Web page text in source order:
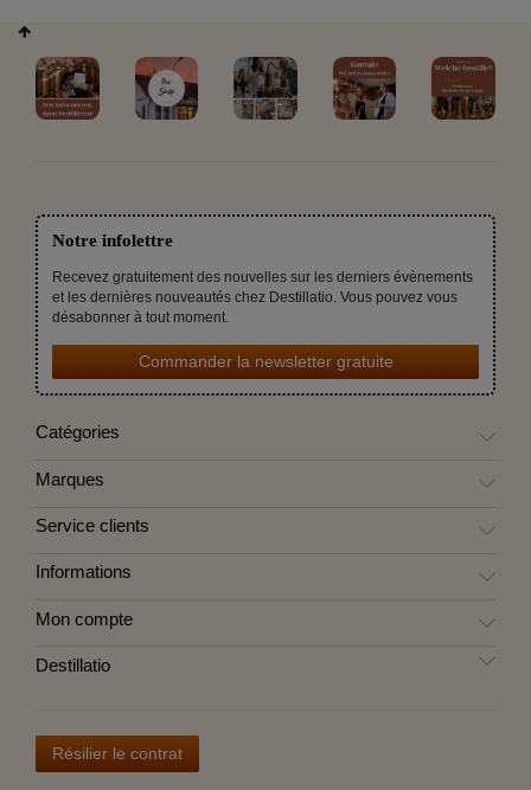
Notre infolettre
Recevez gratuitement des nouvelles sur les derniers évènements
et les dernières nouveautés chez Destillatio. Vous pouvez vous
désabonner à tout moment.
Commander la newsletter gratuite
Catégories
Marques
Service clients
Informations
Mon compte
Destillatio
Résilier le contrat